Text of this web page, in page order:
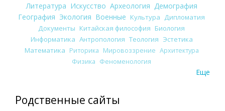
Литература Искусство Археология Демография
География Экология Военные Культура
Дипломатия
Документы Китайская философия Биология
Информатика Антропология Теология Эстетика
Математика Риторика Мировоззрение Архитектура
Физика Феноменология
Еще
Родственные сайты